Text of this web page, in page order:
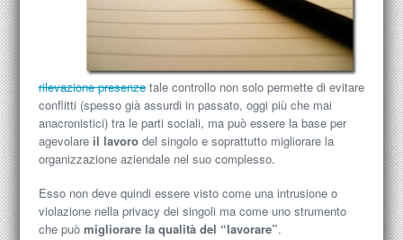
rilevazione presenzetale controllo non solo permette di evitare
conflitti (spesso già assurdi in passato, oggi più che mai
anacronistici) tra le parti sociali, ma può essere la base per
agevolare il lavorodel singolo e soprattutto migliorare la
organizzazione aziendale nel suo complesso.
Esso non deve quindi essere visto come una intrusione o
violazione nella privacy dei singoli ma come uno strumento
che può migliorare la qualità del “lavorare”.